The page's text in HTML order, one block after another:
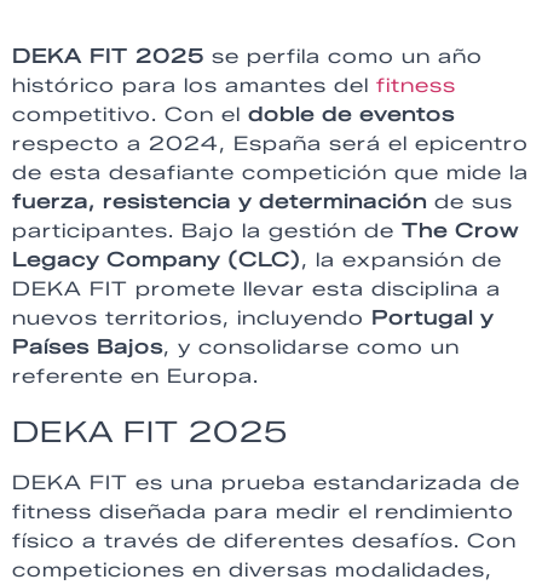
DEKA FIT 2025 se perfila como un año
histórico para los amantes del fitness
competitivo. Con el doble de eventos
respecto a 2024, España será el epicentro
de esta desafiante competición que mide la
fuerza, resistencia y determinación de sus
participantes. Bajo la gestión de The Crow
Legacy Company (CLC), la expansión de
DEKA FIT promete llevar esta disciplina a
nuevos territorios, incluyendo Portugal y
Países Bajos, y consolidarse como un
referente en Europa.
DEKA FIT 2025
DEKA FIT es una prueba estandarizada de
fitness diseñada para medir el rendimiento
físico a través de diferentes desafíos. Con
competiciones en diversas modalidades,